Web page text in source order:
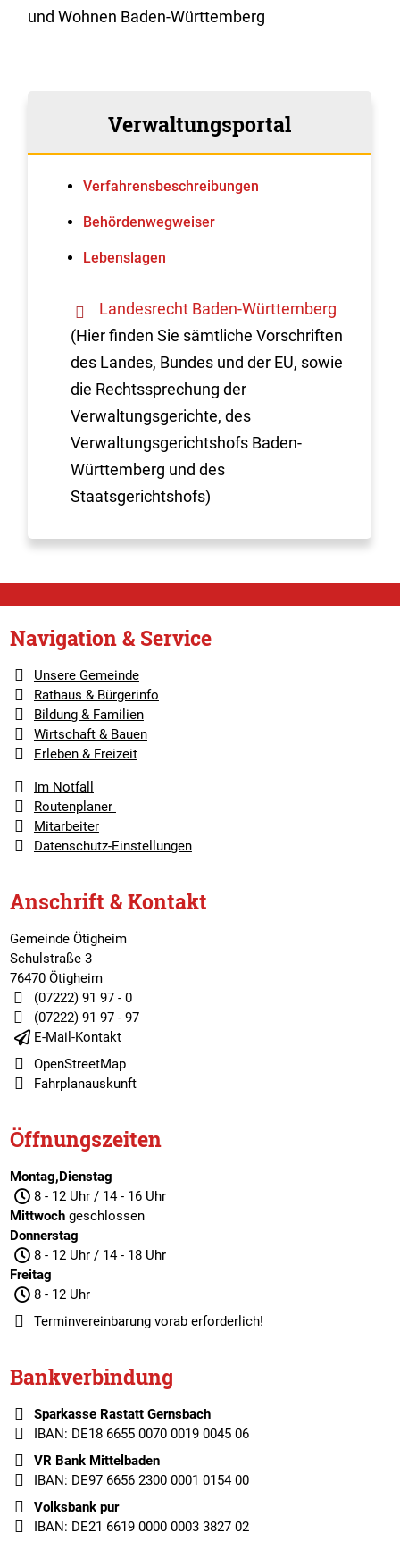
und Wohnen Baden-Württemberg
Verwaltungsportal
Verfahrens­beschreibungen
Behördenwegweiser
Lebenslagen
Landesrecht Baden-Württemberg
(Hier finden Sie sämtliche Vorschriften
des Landes, Bundes und der EU, sowie
die Rechtssprechung der
Verwaltungsgerichte, des
Verwaltungsgerichtshofs Baden-
Württemberg und des
Staatsgerichtshofs)
Navigation & Service
Unsere Gemeinde
Rathaus & Bürgerinfo
Bildung & Familien
Wirtschaft & Bauen
Erleben & Freizeit
Im Notfall
Routenplaner
Mitarbeiter
Datenschutz-Einstellungen
Anschrift & Kontakt
Gemeinde Ötigheim
Schulstraße 3
76470 Ötigheim
(07222) 91 97 - 0
(07222) 91 97 - 97
E-Mail-Kontakt
OpenStreetMap
Fahrplanauskunft
Öffnungszeiten
Montag,Dienstag
8 - 12 Uhr / 14 - 16 Uhr
Mittwochgeschlossen
Donnerstag
8 - 12 Uhr / 14 - 18 Uhr
Freitag
8 - 12 Uhr
Terminvereinbarungvorab erforderlich!
Bankverbindung
Sparkasse Rastatt Gernsbach
IBAN: DE18 6655 0070 0019 0045 06
VR Bank Mittelbaden
IBAN: DE97 6656 2300 0001 0154 00
Volksbank pur
IBAN: DE21 6619 0000 0003 3827 02